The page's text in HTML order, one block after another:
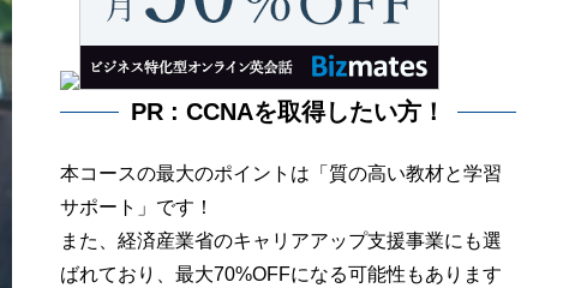
PR : CCNAを取得したい方！
本コースの最大のポイントは「質の高い教材と学習
サポート」です！
また、経済産業省のキャリアアップ支援事業にも選
ばれており、最大70%OFFになる可能性もあります